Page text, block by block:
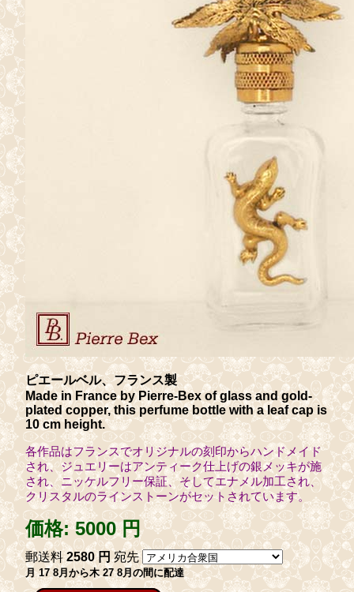
ピエールベル、フランス製
Made in France by Pierre-Bex of glass and gold-
plated copper, this perfume bottle with a leaf cap is
10 cm height.
各作品はフランスでオリジナルの刻印からハンドメイド
され、ジュエリーはアンティーク仕上げの銀メッキが施
され、ニッケルフリー保証、そしてエナメル加工され、
クリスタルのラインストーンがセットされています。
価格:5000 円
郵送料2580 円 宛先
月 17 8月から木 27 8月の間に配達